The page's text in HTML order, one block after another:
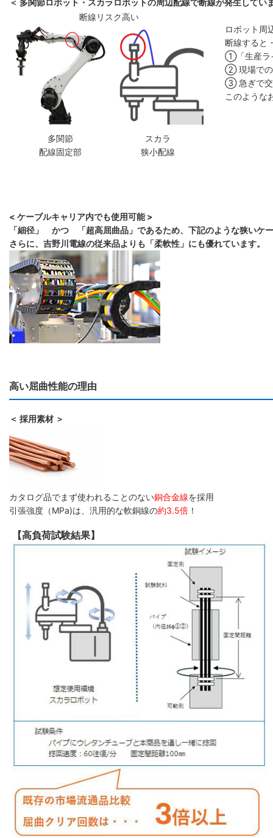
断線リスク高い
多関節
配線固定部
スカラ
狭小配線
ロボット周
断線すると
①「生産ラ
② 現場での
③ 急ぎで交
このような
< ケーブルキャリア内でも使用可能 >
「細径」 かつ 「超高屈曲品」であるため、下記のような狭いケ
さらに、吉野川電線の従来品よりも「柔軟性」にも優れています。
高い屈曲性能の理由
＜ 採用素材 ＞
カタログ品でまず使われることのない銅合金線を採用
引張強度（MPa)は、汎用的な軟銅線の約3.5倍 ！
【高負荷試験結果】